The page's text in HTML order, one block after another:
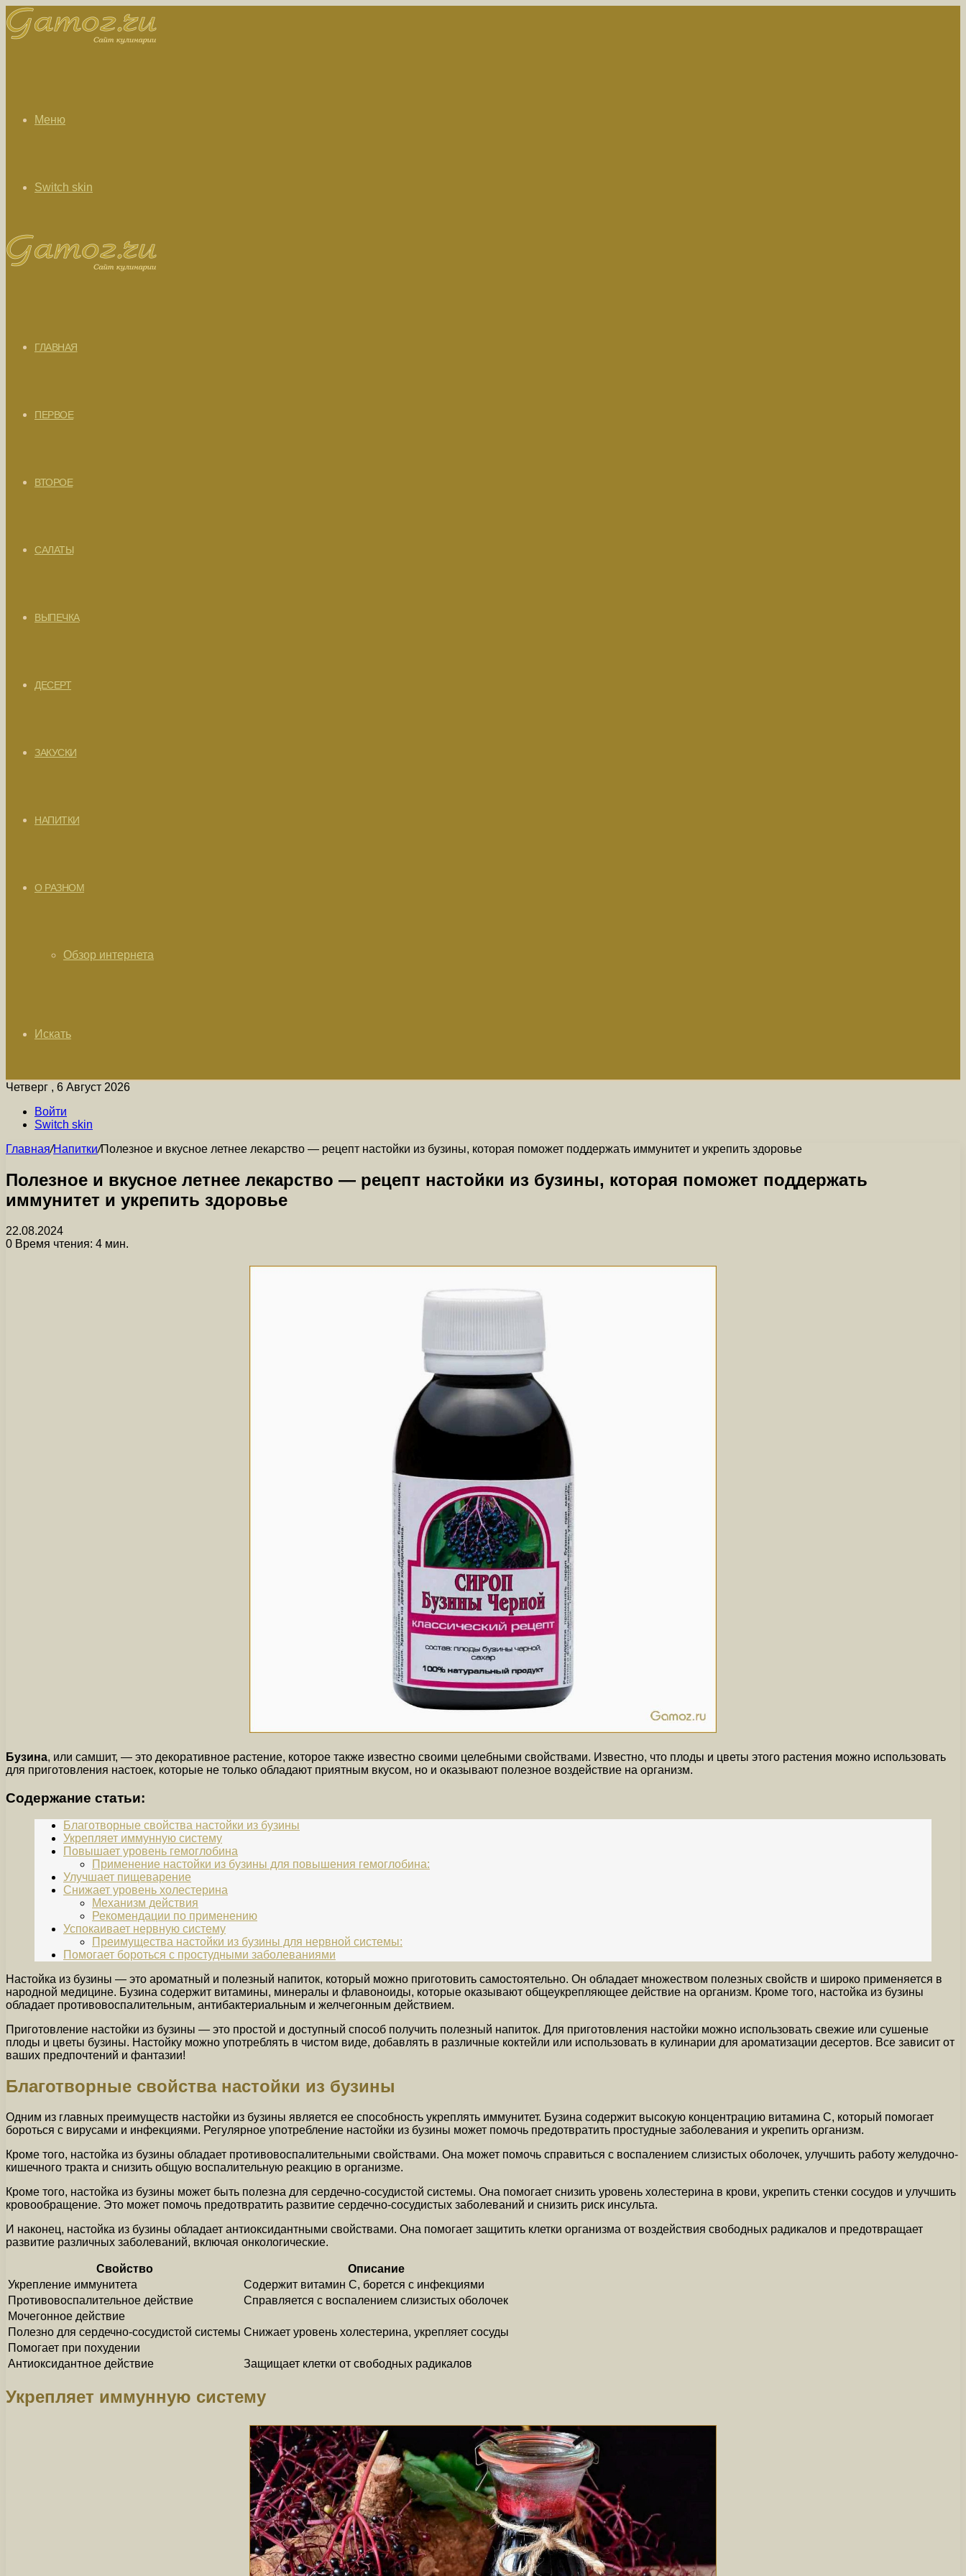
Меню
Switch skin
ГЛАВНАЯ
ПЕРВОЕ
ВТОРОЕ
САЛАТЫ
ВЫПЕЧКА
ДЕСЕРТ
ЗАКУСКИ
НАПИТКИ
О РАЗНОМ
Обзор интернета
Искать
Четверг , 6 Август 2026
Войти
Switch skin
Главная/Напитки/Полезное и вкусное летнее лекарство — рецепт настойки из бузины, которая поможет поддержать иммунитет и укрепить здоровье
Полезное и вкусное летнее лекарство — рецепт настойки из бузины, которая поможет поддержать
иммунитет и укрепить здоровье
22.08.2024
0 Время чтения: 4 мин.
Бузина, или самшит, — это декоративное растение, которое также известно своими целебными свойствами. Известно, что плоды и цветы этого растения можно использовать
для приготовления настоек, которые не только обладают приятным вкусом, но и оказывают полезное воздействие на организм.
Содержание статьи:
Благотворные свойства настойки из бузины
Укрепляет иммунную систему
Повышает уровень гемоглобина
Применение настойки из бузины для повышения гемоглобина:
Улучшает пищеварение
Снижает уровень холестерина
Механизм действия
Рекомендации по применению
Успокаивает нервную систему
Преимущества настойки из бузины для нервной системы:
Помогает бороться с простудными заболеваниями
Настойка из бузины — это ароматный и полезный напиток, который можно приготовить самостоятельно. Он обладает множеством полезных свойств и широко применяется в
народной медицине. Бузина содержит витамины, минералы и флавоноиды, которые оказывают общеукрепляющее действие на организм. Кроме того, настойка из бузины
обладает противовоспалительным, антибактериальным и желчегонным действием.
Приготовление настойки из бузины — это простой и доступный способ получить полезный напиток. Для приготовления настойки можно использовать свежие или сушеные
плоды и цветы бузины. Настойку можно употреблять в чистом виде, добавлять в различные коктейли или использовать в кулинарии для ароматизации десертов. Все зависит от
ваших предпочтений и фантазии!
Благотворные свойства настойки из бузины
Одним из главных преимуществ настойки из бузины является ее способность укреплять иммунитет. Бузина содержит высокую концентрацию витамина С, который помогает
бороться с вирусами и инфекциями. Регулярное употребление настойки из бузины может помочь предотвратить простудные заболевания и укрепить организм.
Кроме того, настойка из бузины обладает противовоспалительными свойствами. Она может помочь справиться с воспалением слизистых оболочек, улучшить работу желудочно-
кишечного тракта и снизить общую воспалительную реакцию в организме.
Кроме того, настойка из бузины может быть полезна для сердечно-сосудистой системы. Она помогает снизить уровень холестерина в крови, укрепить стенки сосудов и улучшить
кровообращение. Это может помочь предотвратить развитие сердечно-сосудистых заболеваний и снизить риск инсульта.
И наконец, настойка из бузины обладает антиоксидантными свойствами. Она помогает защитить клетки организма от воздействия свободных радикалов и предотвращает
развитие различных заболеваний, включая онкологические.
Свойство
Описание
Укрепление иммунитета
Содержит витамин С, борется с инфекциями
Противовоспалительное действие
Справляется с воспалением слизистых оболочек
Мочегонное действие
Полезно для сердечно-сосудистой системы Снижает уровень холестерина, укрепляет сосуды
Помогает при похудении
Антиоксидантное действие
Защищает клетки от свободных радикалов
Укрепляет иммунную систему